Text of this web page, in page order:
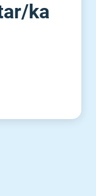
⁠ka